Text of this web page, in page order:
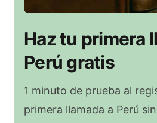
Haz tu primera
Perú gratis
1 minuto de prueba al
primera llamada a Perú